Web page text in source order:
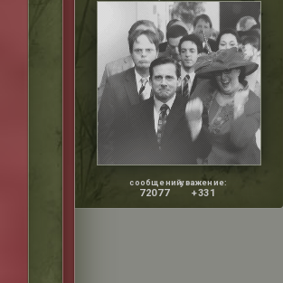
сообщений:
72077
уважение:
+331